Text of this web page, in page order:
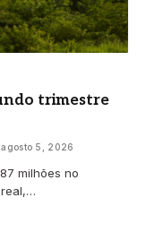
trimestre
agosto 5, 2026
milhões no